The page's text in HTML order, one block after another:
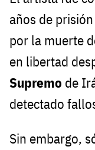
años de
por la muerte
en libertad
Supremo de
detectado
Sin embargo,